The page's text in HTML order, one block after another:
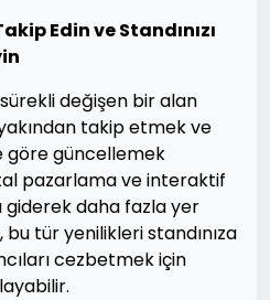
Edin ve Standınızı
değişen bir alan
takip etmek ve
göre güncellemek
pazarlama ve interaktif
daha fazla yer
tür yenilikleri standınıza
cezbetmek için